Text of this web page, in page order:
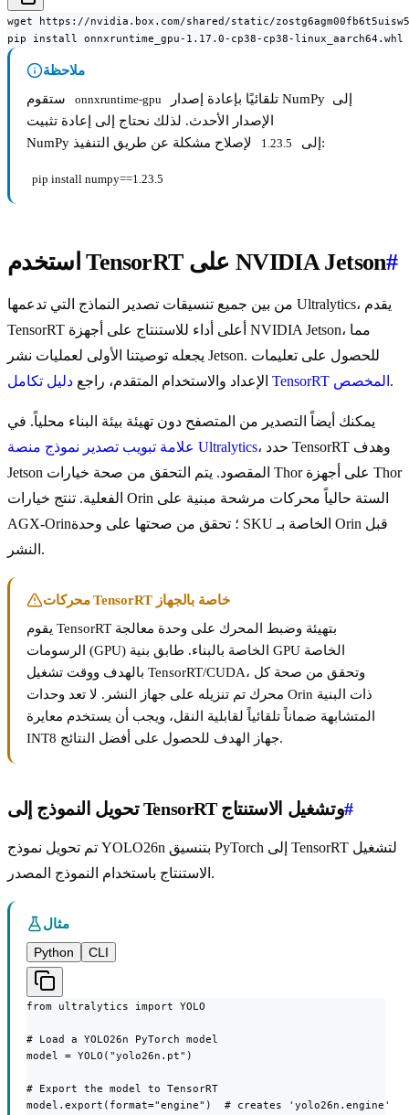
wget https://nvidia.box.com/shared/static/
pip install onnxruntime_gpu-1.17.0-cp38-cp38-linux_aarch64.whl
ملاحظة
onnxruntime-gpu
الإصدار الأحدث. لذلك نحتاج إلى إعادة تثبيت
NumPy إلى
1.23.5 لإصلاح مشكلة عن طريق التنفيذ:
pip install numpy==1.23.5
استخدم TensorRT على NVIDIA Jetson#
من بين جميع تنسيقات تصدير النماذج التي تدعمها Ultralytics، يقدم
TensorRT أعلى أداء للاستنتاج على أجهزة NVIDIA Jetson، مما
يجعله توصيتنا الأولى لعمليات نشر Jetson. للحصول على تعليمات
الإعداد والاستخدام المتقدم، راجع
دليل تكامل TensorRT المخصص .
يمكنك أيضاً التصدير من المتصفح دون تهيئة بيئة البناء محلياً. في
علامة تبويب تصدير نموذج منصة Ultralytics، حدد TensorRT وهدف
Jetson المقصود. يتم التحقق من صحة خيارات Thor على أجهزة Thor
الفعلية. تنتج خيارات Orin الستة حالياً محركات مرشحة مبنية على
AGX-Orin؛ تحقق من صحتها على وحدة SKU الخاصة بـ Orin قبل
النشر.
محركات TensorRT خاصة بالجهاز
يقوم TensorRT بتهيئة وضبط المحرك على وحدة معالجة
الرسومات (GPU) الخاصة بالبناء. طابق بنية GPU الخاصة
بالهدف ووقت تشغيل TensorRT/CUDA، وتحقق من صحة كل
محرك تم تنزيله على جهاز النشر. لا تعد وحدات Orin ذات البنية
المتشابهة ضماناً تلقائياً لقابلية النقل، ويجب أن يستخدم معايرة
INT8 جهاز الهدف للحصول على أفضل النتائج.
تحويل النموذج إلى TensorRT وتشغيل الاستنتاج#
تم تحويل نموذج YOLO26n بتنسيق PyTorch إلى TensorRT لتشغيل
الاستنتاج باستخدام النموذج المصدر.
مثال
Python
CLI
from ultralytics import YOLO
# Load a YOLO26n PyTorch model
model = YOLO("yolo26n.pt")
# Export the model to TensorRT
model.export(format="engine")  # creates 'yolo26n.engine'